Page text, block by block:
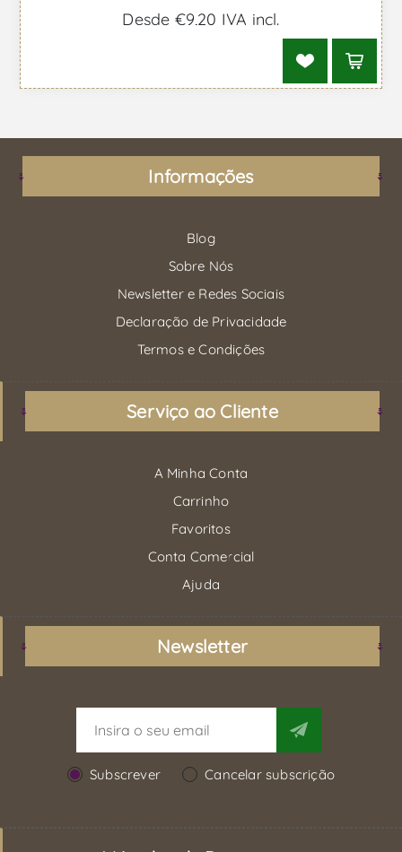
Desde €9,20 IVA incl.
Informações
Blog
Sobre Nós
Newsletter e Redes Sociais
Declaração de Privacidade
Termos e Condições
Serviço ao Cliente
A Minha Conta
Carrinho
Favoritos
Conta Comercial
Ajuda
Newsletter
Subscrever Cancelar subscrição